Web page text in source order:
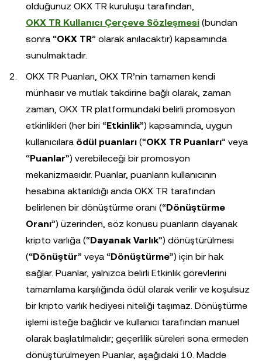
olduğunuz OKX TR kuruluşu tarafından,
OKX TR Kullanıcı Çerçeve Sözleşmesi (bundan
sonra “OKX TR” olarak anılacaktır) kapsamında
sunulmaktadır.
OKX TR Puanları, OKX TR’nin tamamen kendi
münhasır ve mutlak takdirine bağlı olarak, zaman
zaman, OKX TR platformundaki belirli promosyon
etkinlikleri (her biri “Etkinlik”) kapsamında, uygun
kullanıcılara ödül puanları (“OKX TR Puanları” veya
“Puanlar”) verebileceği bir promosyon
mekanizmasıdır. Puanlar, puanların kullanıcının
hesabına aktarıldığı anda OKX TR tarafından
belirlenen bir dönüştürme oranı (“Dönüştürme
Oranı”) üzerinden, söz konusu puanların dayanak
kripto varlığa (“Dayanak Varlık”) dönüştürülmesi
(“Dönüştür” veya “Dönüştürme”) için bir hak
sağlar. Puanlar, yalnızca belirli Etkinlik görevlerini
tamamlama karşılığında ödül olarak verilir ve koşulsuz
bir kripto varlık hediyesi niteliği taşımaz. Dönüştürme
işlemi isteğe bağlıdır ve kullanıcı tarafından manuel
olarak başlatılmalıdır; geçerlilik süreleri sona ermeden
dönüştürülmeyen Puanlar, aşağıdaki 10. Madde